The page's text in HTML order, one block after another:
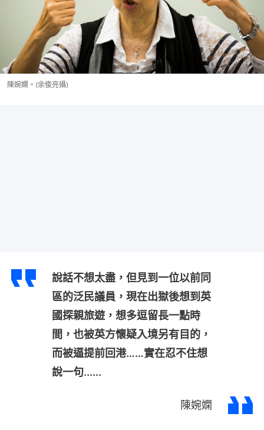
陳婉嫻。(余俊亮攝)
說話不想太盡，但見到一位以前同
區的泛民議員，現在出獄後想到英
國探親旅遊，想多逗留長一點時
間，也被英方懷疑入境另有目的，
而被逼提前回港……實在忍不住想
說一句......
陳婉嫻